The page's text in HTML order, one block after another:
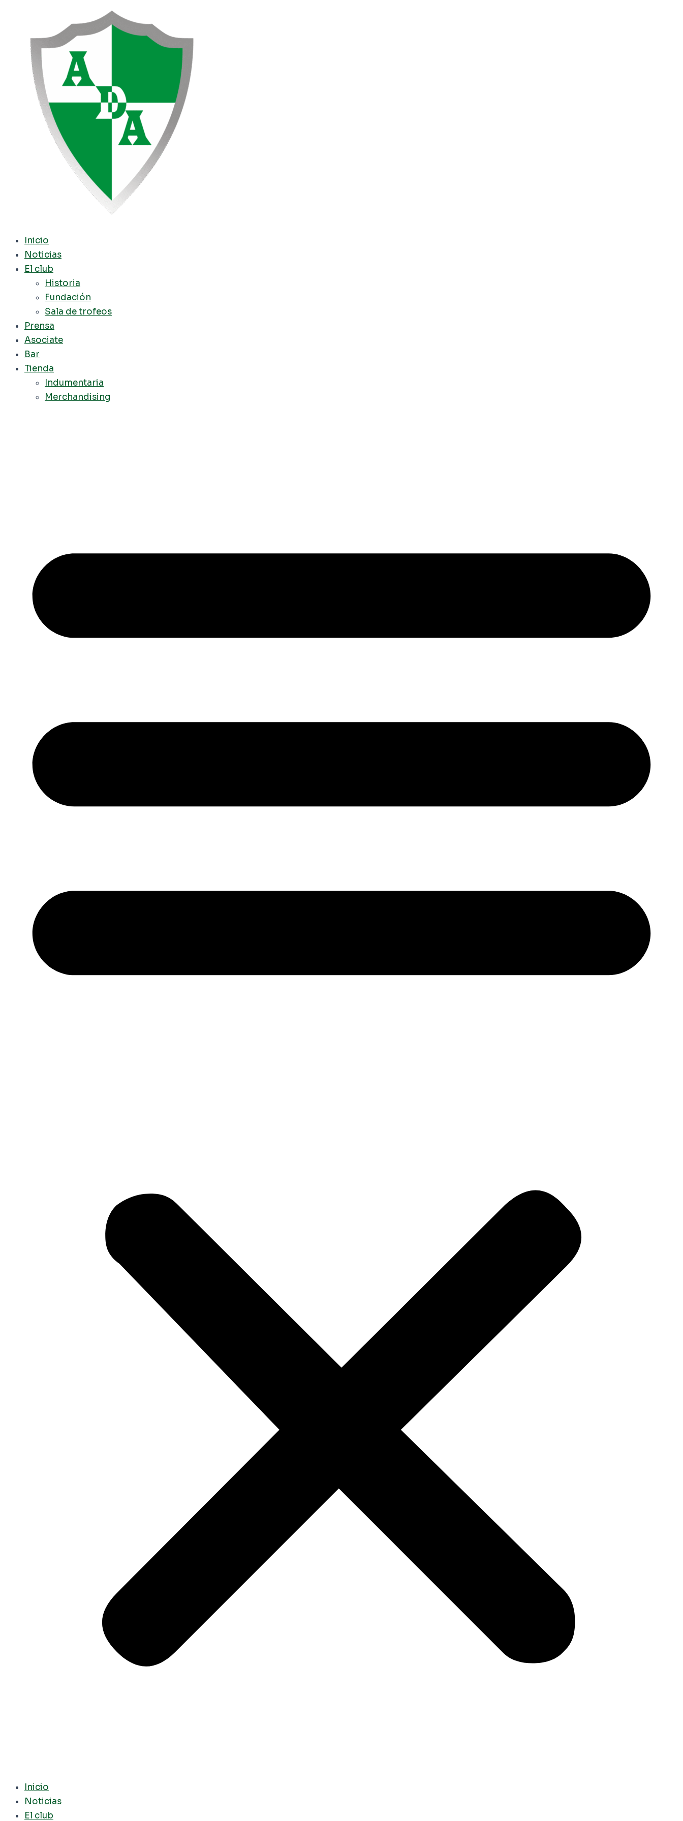
contenido
Inicio
Noticias
El club
Historia
Fundación
Sala de trofeos
Prensa
Asociate
Bar
Tienda
Indumentaria
Merchandising
Inicio
Noticias
El club